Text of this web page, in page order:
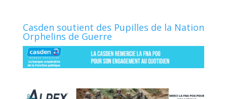
Casden soutient des Pupilles de la Nation
Orphelins de Guerre